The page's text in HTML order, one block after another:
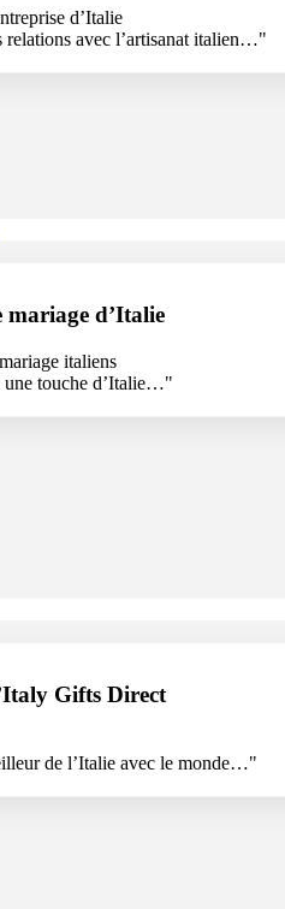
relations avec l’artisanat italien…"
mariage d’Italie
une touche d’Italie…"
Gifts Direct
de l’Italie avec le monde…"